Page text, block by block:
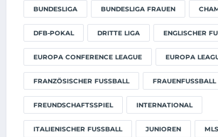
BUNDESLIGA BUNDESLIGA FRAUEN
DFB-POKAL DRITTE LIGA ENGLISCHER
EUROPA CONFERENCE LEAGUE EUROPA
FRANZÖSISCHER FUSSBALL FRAUENFUSSBALL
FREUNDSCHAFTSSPIEL INTERNATIONAL
ITALIENISCHER FUSSBALL JUNIOREN MLS